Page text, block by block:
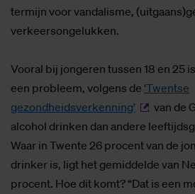
termijn voor vandalisme,
verkeersongelukken.
Vooral bij jongeren tussen 18 en 25
een probleem, volgens de ‘Twentse
gezondheidsverkenning’
van de
alcohol drinken dan andere
Waar in Twente 26 procent van de
drinker is, ligt het gemiddelde van
procent. Hoe dit komt? “Dat is een